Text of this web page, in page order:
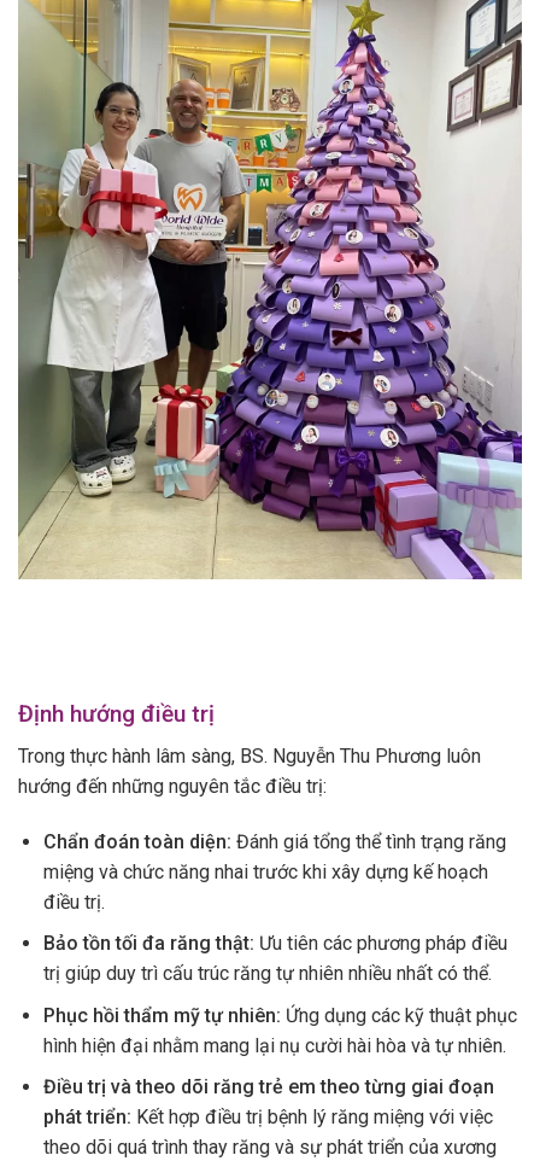
Định hướng điều trị
Trong thực hành lâm sàng, BS. Nguyễn Thu Phương luôn
hướng đến những nguyên tắc điều trị:
Chẩn đoán toàn diện: Đánh giá tổng thể tình trạng răng
miệng và chức năng nhai trước khi xây dựng kế hoạch
điều trị.
Bảo tồn tối đa răng thật: Ưu tiên các phương pháp điều
trị giúp duy trì cấu trúc răng tự nhiên nhiều nhất có thể.
Phục hồi thẩm mỹ tự nhiên: Ứng dụng các kỹ thuật phục
hình hiện đại nhằm mang lại nụ cười hài hòa và tự nhiên.
Điều trị và theo dõi răng trẻ em theo từng giai đoạn
phát triển: Kết hợp điều trị bệnh lý răng miệng với việc
theo dõi quá trình thay răng và sự phát triển của xương